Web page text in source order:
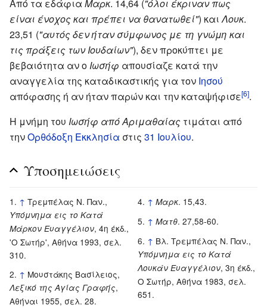
Από τα εδάφια Μαρκ. 14,64 ("όλοι έκριναν πως
είναι ένοχος και πρέπει να θανατωθεί") καιΛουκ.
23,51 ("αυτός δεν ήταν σύμφωνος με τη γνώμη και
τις πράξεις των Ιουδαίων"), δεν προκύπτει με
βεβαιότητα αν ο Ιωσήφ απουσίαζε κατά την
αναγγελία της καταδικαστικής για τον Ιησού
απόφασης ή αν ήταν παρών και την καταψήφισε[6].
Η μνήμη του Ιωσήφ από Αριμαθαίας τιμάται από
τηνΟρθόδοξη Εκκλησία στις 31 Ιουλίου.
Υποσημειώσεις
↑ Τρεμπέλας Ν. Παν.,
Υπόμνημα εις το Κατά
Μάρκον Ευαγγέλιον, 4η έκδ.,
'Ο Σωτήρ', Αθήνα 1993, σελ.
310.
↑ Μουστάκης Βασίλειος,
Λεξικό της Αγίας Γραφής,
Αθήναι 1955, σελ. 28.
↑ Μαρκ. 15,43.
↑ Ματθ. 27,58-60.
↑ Βλ. Τρεμπέλας Ν. Παν.,
Υπόμνημα εις το Κατά
Λουκάν Ευαγγέλιον, 3η έκδ.,
Ο Σωτήρ, Αθήνα 1983, σελ.
651.